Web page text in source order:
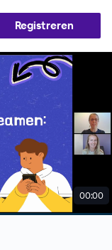
Registreren
00:00